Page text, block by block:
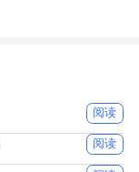
阅读
阅读